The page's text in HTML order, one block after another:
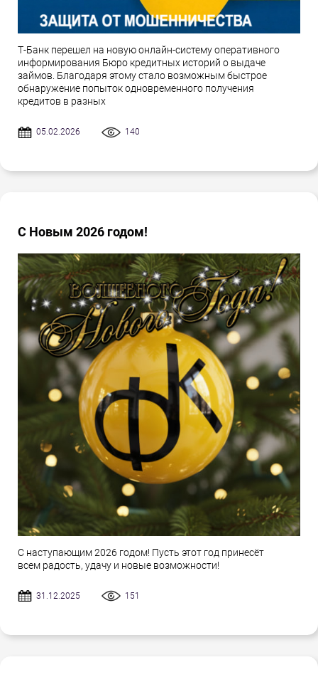
Т-Банк перешел на новую онлайн-систему оперативного
информирования Бюро кредитных историй о выдаче
займов. Благодаря этому стало возможным быстрое
обнаружение попыток одновременного получения
кредитов в разных
05.02.2026 140
С Новым 2026 годом!
С наступающим 2026 годом! Пусть этот год принесёт
всем радость, удачу и новые возможности!
31.12.2025 151